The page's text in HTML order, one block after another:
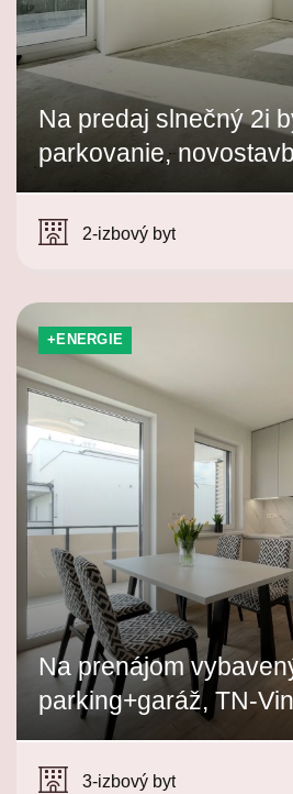
Na predaj slnečný 2i
parkovanie,
2-izbový byt
+ENERGIE
Na prenájom
parking+garáž, TN-
3-izbový byt